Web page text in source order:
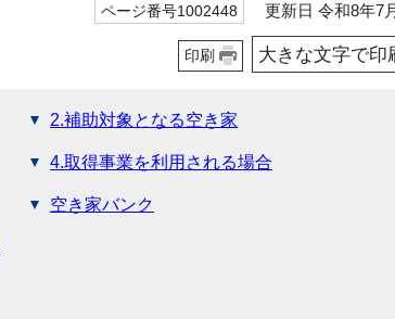
ページ番号1002448 更新日 令和8年7
印刷 大きな文字で印
2.補助対象となる空き家
4.取得事業を利用される場合
空き家バンク